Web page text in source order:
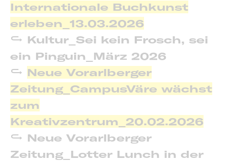
Internationale Buchkunst
erleben_13.03.2026
Kultur_Sei kein Frosch, sei
ein Pinguin_März 2026
Neue Vorarlberger
Zeitung_CampusVäre wächst
zum
Kreativzentrum_20.02.2026
Neue Vorarlberger
Zeitung_Lotter Lunch in der